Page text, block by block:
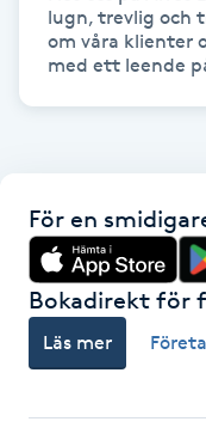
Herrklippning
HIFU
Hot Stone Massage
Hot yoga
Hudföryngring
lugn, trevlig och
om våra klienter
med ett leende
För en
Bokadirekt för
Läs mer